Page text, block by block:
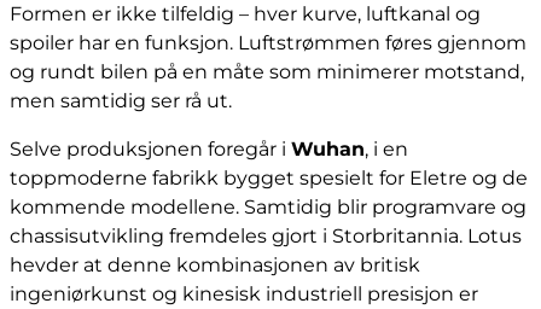
Formen er ikke tilfeldig – hver kurve, luftkanal og
spoiler har en funksjon. Luftstrømmen føres gjennom
og rundt bilen på en måte som minimerer motstand,
men samtidig ser rå ut.
Selve produksjonen foregår i Wuhan, i en
toppmoderne fabrikk bygget spesielt for Eletre og de
kommende modellene. Samtidig blir programvare og
chassisutvikling fremdeles gjort i Storbritannia. Lotus
hevder at denne kombinasjonen av britisk
ingeniørkunst og kinesisk industriell presisjon er